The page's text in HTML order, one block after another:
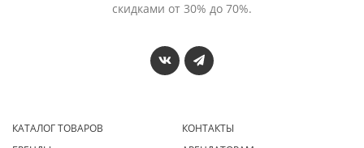
скидками от 30% до 70%.
КАТАЛОГ ТОВАРОВ
КОНТАКТЫ